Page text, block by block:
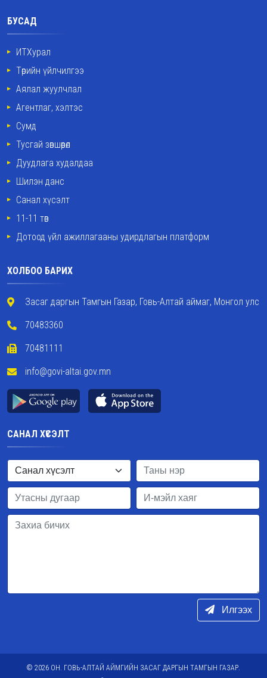
БУСАД
ИТХурал
Төрийн үйлчилгээ
Аялал жуулчлал
Агентлаг, хэлтэс
Сумд
Тусгай зөвшөөрөл
Дуудлага худалдаа
Шилэн данс
Санал хүсэлт
11-11 төв
Дотоод үйл ажиллагааны удирдлагын платформ
ХОЛБОО БАРИХ
Засаг даргын Тамгын Газар, Говь-Алтай аймаг, Монгол улс
70483360
70481111
info@govi-altai.gov.mn
САНАЛ ХҮСЭЛТ
Илгээх
© 2026 ОН. ГОВЬ-АЛТАЙ АЙМГИЙН ЗАСАГ ДАРГЫН ТАМГЫН ГАЗАР.